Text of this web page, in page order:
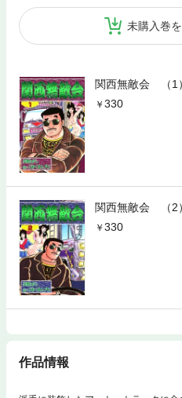
未購入巻
関西無敵会 （1）
330
関西無敵会 （2）
330
作品情報